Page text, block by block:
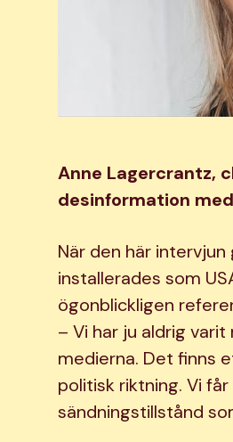
Anne Lagercrantz,
desinformation
När den här
installerades som
ögonblickligen
– Vi har ju aldrig
medierna. Det finns
politisk riktning. Vi
sändningstillstånd